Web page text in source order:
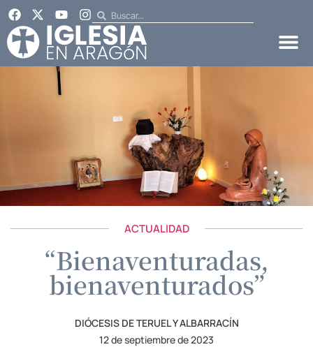
ACTUALIDAD
“Bienaventuradas,
bienaventurados”
DIÓCESIS DE TERUEL Y ALBARRACÍN
12 de septiembre de 2023